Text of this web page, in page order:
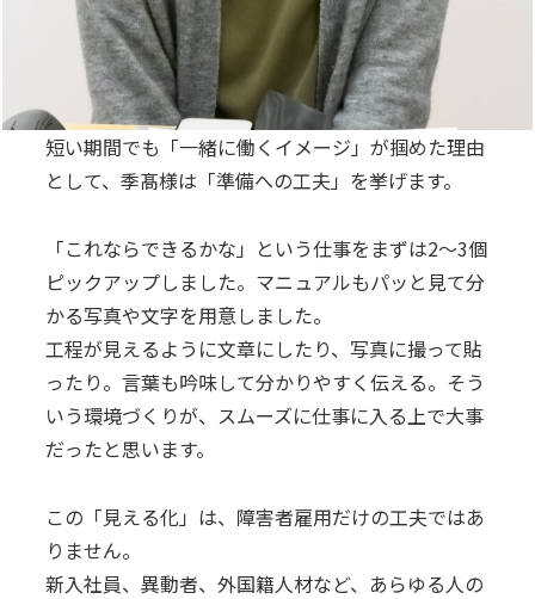
短い期間でも「一緒に働くイメージ」が掴めた理由
として、季髙様は「準備への工夫」を挙げます。
「これならできるかな」という仕事をまずは2〜3個
ピックアップしました。マニュアルもパッと見て分
かる写真や文字を用意しました。
工程が見えるように文章にしたり、写真に撮って貼
ったり。言葉も吟味して分かりやすく伝える。そう
いう環境づくりが、スムーズに仕事に入る上で大事
だったと思います。
この「見える化」は、障害者雇用だけの工夫ではあ
りません。
新入社員、異動者、外国籍人材など、あらゆる人の